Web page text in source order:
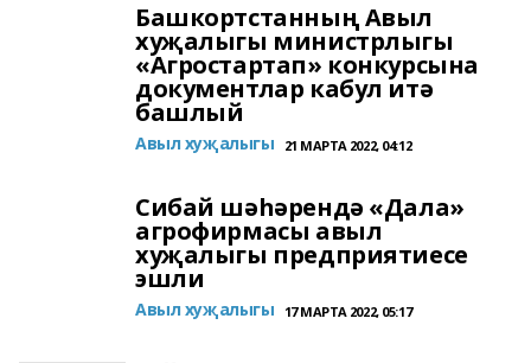
Башкортстанның Авыл
хуҗалыгы министрлыгы
«Агростартап» конкурсына
документлар кабул итә
башлый
Авыл хуҗалыгы 21 МАРТА 2022, 04:12
Сибай шәһәрендә «Дала»
агрофирмасы авыл
хуҗалыгы предприятиесе
эшли
Авыл хуҗалыгы 17 МАРТА 2022, 05:17